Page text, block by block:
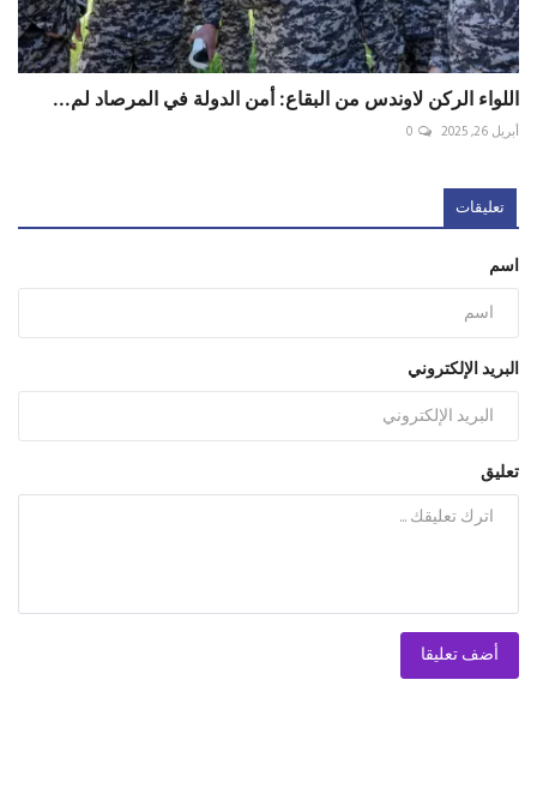
اللواء الركن لاوندس من البقاع: أمن الدولة في المرصاد لم...
أبريل 26, 2025 0
تعليقات
اسم
البريد الإلكتروني
تعليق
أضف تعليقا